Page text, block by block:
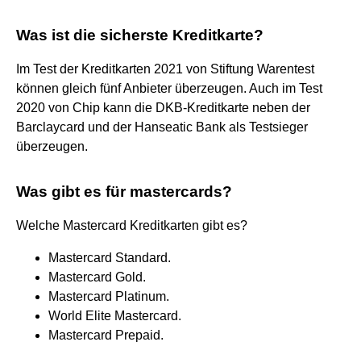
Was ist die sicherste Kreditkarte?
Im Test der Kreditkarten 2021 von Stiftung Warentest
können gleich fünf Anbieter überzeugen. Auch im Test
2020 von Chip kann die DKB-Kreditkarte neben der
Barclaycard und der Hanseatic Bank als Testsieger
überzeugen.
Was gibt es für mastercards?
Welche Mastercard Kreditkarten gibt es?
Mastercard Standard.
Mastercard Gold.
Mastercard Platinum.
World Elite Mastercard.
Mastercard Prepaid.